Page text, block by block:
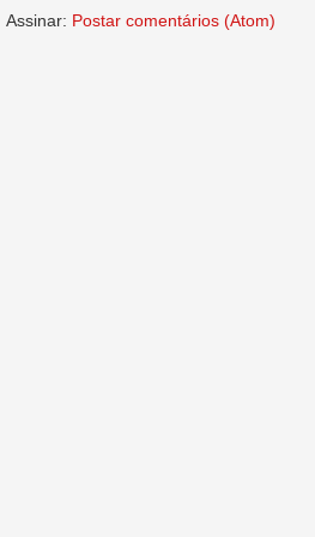
Assinar: Postar comentários (Atom)